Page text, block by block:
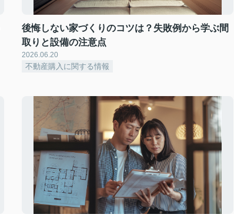
後悔しない家づくりのコツは？失敗例から学ぶ間
取りと設備の注意点
2026.06.20
不動産購入に関する情報